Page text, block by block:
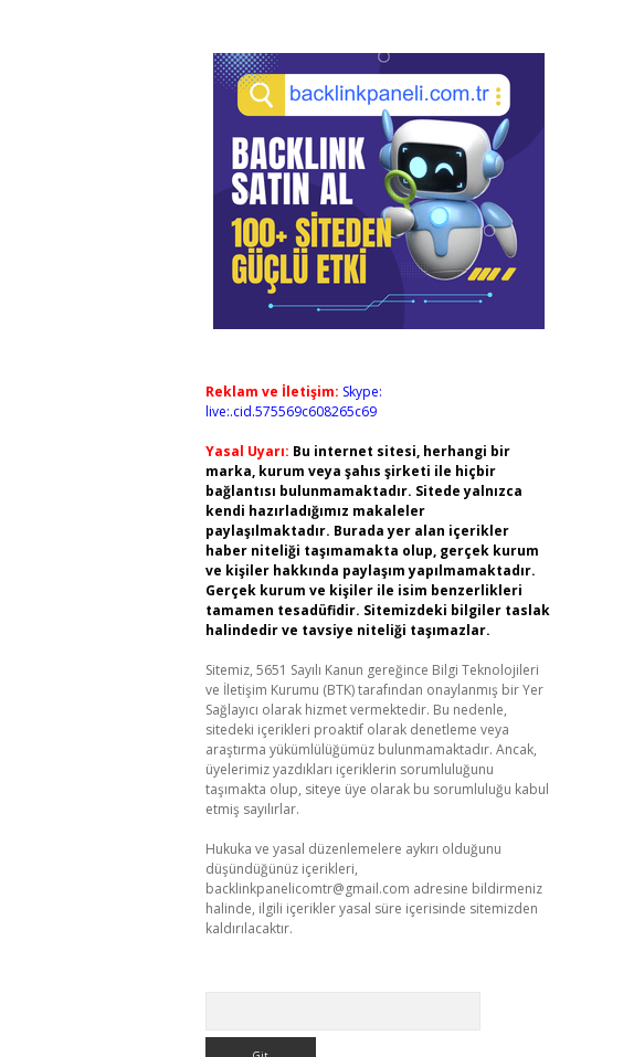
Reklam ve İletişim: Skype:
live:.cid.575569c608265c69
Yasal Uyarı: Bu internet sitesi, herhangi bir
marka, kurum veya şahıs şirketi ile hiçbir
bağlantısı bulunmamaktadır. Sitede yalnızca
kendi hazırladığımız makaleler
paylaşılmaktadır. Burada yer alan içerikler
haber niteliği taşımamakta olup, gerçek kurum
ve kişiler hakkında paylaşım yapılmamaktadır.
Gerçek kurum ve kişiler ile isim benzerlikleri
tamamen tesadüfidir. Sitemizdeki bilgiler taslak
halindedir ve tavsiye niteliği taşımazlar.
Sitemiz, 5651 Sayılı Kanun gereğince Bilgi Teknolojileri
ve İletişim Kurumu (BTK) tarafından onaylanmış bir Yer
Sağlayıcı olarak hizmet vermektedir. Bu nedenle,
sitedeki içerikleri proaktif olarak denetleme veya
araştırma yükümlülüğümüz bulunmamaktadır. Ancak,
üyelerimiz yazdıkları içeriklerin sorumluluğunu
taşımakta olup, siteye üye olarak bu sorumluluğu kabul
etmiş sayılırlar.
Hukuka ve yasal düzenlemelere aykırı olduğunu
düşündüğünüz içerikleri,
backlinkpanelicomtr@gmail.com adresine bildirmeniz
halinde, ilgili içerikler yasal süre içerisinde sitemizden
kaldırılacaktır.